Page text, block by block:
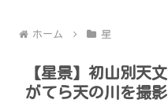
ホーム 星
【星景】初山別天
がてら天の川を撮